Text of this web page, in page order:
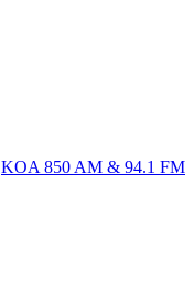
KOA 850 AM & 94.1 FM